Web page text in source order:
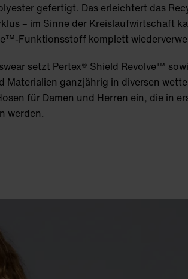
gefertigt. Das erleichtert das
– im Sinne der Kreislaufwirtschaft
Funktionsstoff komplett
setzt Pertex® Shield Revolve™
Materialien ganzjährig in diversen
für Damen und Herren ein, die in
werden.